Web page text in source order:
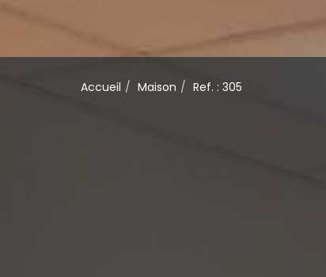
Accueil Maison Ref. : 305